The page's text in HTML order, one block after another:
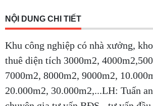
NỘI DUNG CHI TIẾT
Khu công nghiệp có nhà xưởng,
thuê diện tích 3000m2,
7000m2, 8000m2, 9000m2,
20.000m2, 30.000m2,...LH: Tuấn